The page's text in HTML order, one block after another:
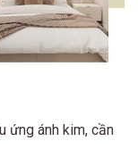
ứng ánh kim, cần